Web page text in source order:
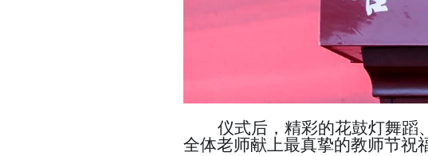
仪式后， 精彩的花鼓灯舞蹈
全体老师献上最真挚的教师节祝